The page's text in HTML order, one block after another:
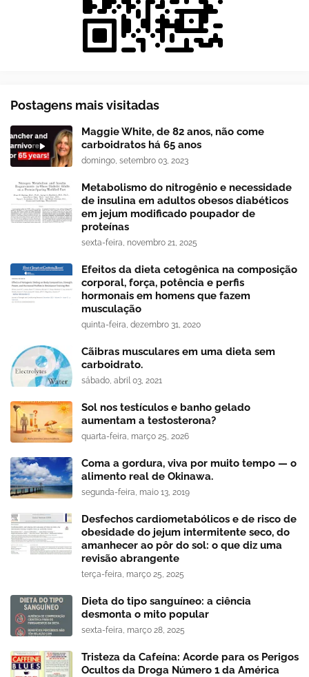
Postagens mais visitadas
Maggie White, de 82 anos, não come
carboidratos há 65 anos
domingo, setembro 03, 2023
Metabolismo do nitrogênio e necessidade
de insulina em adultos obesos diabéticos
em jejum modificado poupador de
proteínas
sexta-feira, novembro 21, 2025
Efeitos da dieta cetogênica na composição
corporal, força, potência e perfis
hormonais em homens que fazem
musculação
quinta-feira, dezembro 31, 2020
Cãibras musculares em uma dieta sem
carboidrato.
sábado, abril 03, 2021
Sol nos testículos e banho gelado
aumentam a testosterona?
quarta-feira, março 25, 2026
Coma a gordura, viva por muito tempo — o
alimento real de Okinawa.
segunda-feira, maio 13, 2019
Desfechos cardiometabólicos e de risco de
obesidade do jejum intermitente seco, do
amanhecer ao pôr do sol: o que diz uma
revisão abrangente
terça-feira, março 25, 2025
Dieta do tipo sanguíneo: a ciência
desmonta o mito popular
sexta-feira, março 28, 2025
Tristeza da Cafeína: Acorde para os Perigos
Ocultos da Droga Número 1 da América